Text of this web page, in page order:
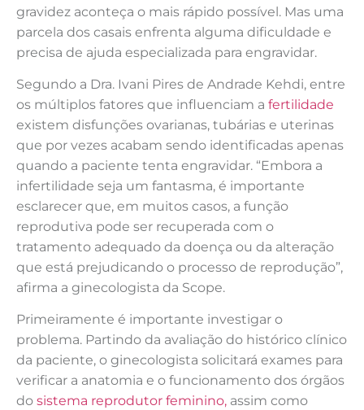
gravidez aconteça o mais rápido possível. Mas uma
parcela dos casais enfrenta alguma dificuldade e
precisa de ajuda especializada para engravidar.
Segundo a Dra. Ivani Pires de Andrade Kehdi, entre
os múltiplos fatores que influenciam a fertilidade
existem disfunções ovarianas, tubárias e uterinas
que por vezes acabam sendo identificadas apenas
quando a paciente tenta engravidar. “Embora a
infertilidade seja um fantasma, é importante
esclarecer que, em muitos casos, a função
reprodutiva pode ser recuperada com o
tratamento adequado da doença ou da alteração
que está prejudicando o processo de reprodução”,
afirma a ginecologista da Scope.
Primeiramente é importante investigar o
problema. Partindo da avaliação do histórico clínico
da paciente, o ginecologista solicitará exames para
verificar a anatomia e o funcionamento dos órgãos
do sistema reprodutor feminino, assim como